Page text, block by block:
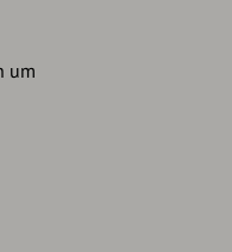
um